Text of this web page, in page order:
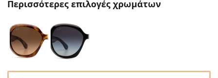
Persol
Prada
Όλες οι μάρκες
Περισσότερες επιλογές χρωμάτων